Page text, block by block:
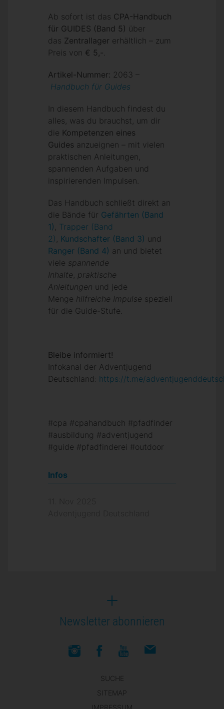
Ab sofort ist das CPA-Handbuch
für GUIDES (Band 5) über
das Zentrallager erhältlich – zum
Preis von € 5,- .
Artikel-Nummer: 2063 –
Handbuch für Guides
In diesem Handbuch findest du
alles, was du brauchst, um dir
die Kompetenzen eines
Guides anzueignen – mit vielen
praktischen Anleitungen,
spannenden Aufgaben und
inspirierenden Impulsen.
Das Handbuch schließt direkt an
die Bände für Gefährten (Band
1) , Trapper (Band
2) , Kundschafter (Band 3) und
Ranger (Band 4) an und bietet
viele spannende
Inhalte, praktische
Anleitungen und jede
Menge hilfreiche Impulse speziell
für die Guide-Stufe.
Bleibe informiert!
Infokanal der Adventjugend
Deutschland: https://t.me/
#cpa #cpahandbuch #pfadfinder
#ausbildung #adventjugend
#guide #pfadfinderei #outdoor
Infos
Newsletter abonnieren
SUCHE
SITEMAP
IMPRESSUM